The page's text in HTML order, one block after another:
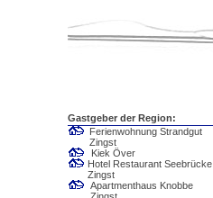
Gastgeber der Region:
Ferienwohnung Strandgut
Zingst
Kiek Över
Hotel Restaurant Seebrücke
Zingst
Apartmenthaus Knobbe